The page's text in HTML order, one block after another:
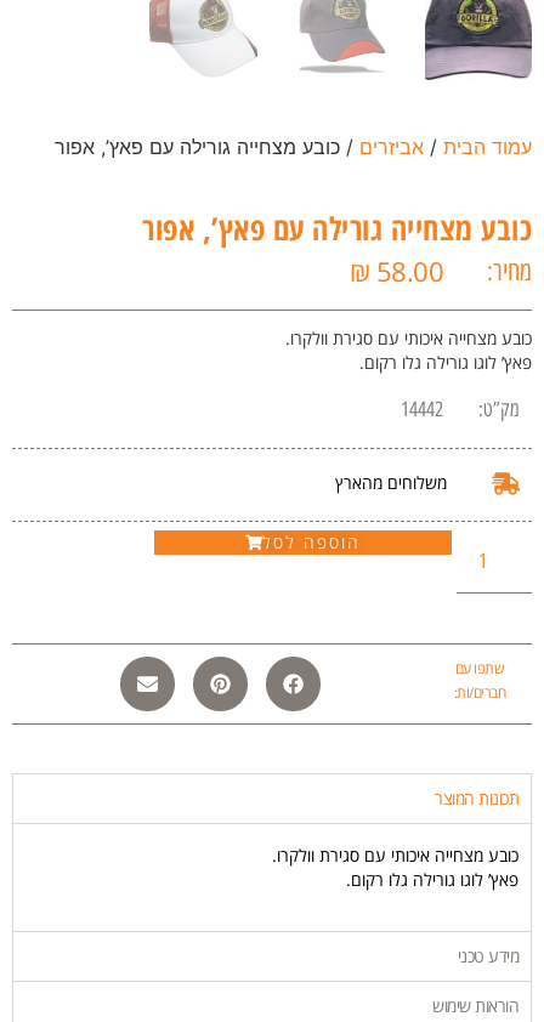
עמוד הבית/ אביזרים / כובע מצחייה גורילה עם פאץ’, אפור
כובע מצחייה גורילה עם פאץ’, אפור
מחיר: ₪ 58.00
כובע מצחייה איכותי עם סגירת וולקרו.
פאץ’ לוגו גורילה גלו רקום.
מק”ט: 14442
משלוחים מהארץ
הוספה לסל
שתפו עם
חברים/ות:
תכונות המוצר
כובע מצחייה איכותי עם סגירת וולקרו.
פאץ’ לוגו גורילה גלו רקום.
מידע טכני
הוראות שימוש